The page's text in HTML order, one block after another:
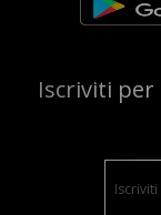
Iscriviti